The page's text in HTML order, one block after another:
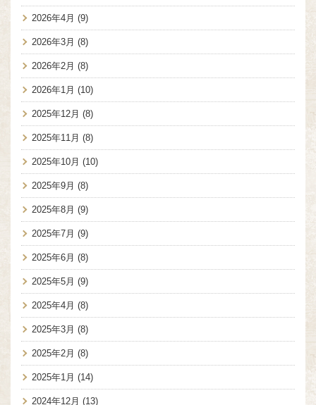
2026年4月 (9)
2026年3月 (8)
2026年2月 (8)
2026年1月 (10)
2025年12月 (8)
2025年11月 (8)
2025年10月 (10)
2025年9月 (8)
2025年8月 (9)
2025年7月 (9)
2025年6月 (8)
2025年5月 (9)
2025年4月 (8)
2025年3月 (8)
2025年2月 (8)
2025年1月 (14)
2024年12月 (13)